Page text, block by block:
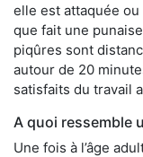
elle est attaquée
que fait une
piqûres sont
autour de 20
satisfaits du travail
A quoi ressemble
Une fois à l’âge